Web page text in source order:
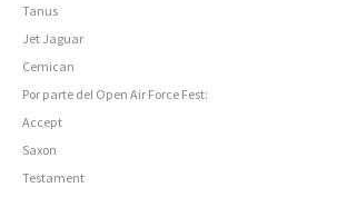
Tanus
Jet Jaguar
Cemican
Por parte del Open Air Force Fest:
Accept
Saxon
Testament